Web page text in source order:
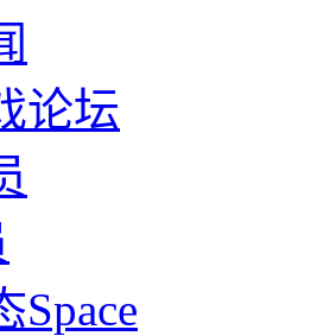
论坛
Space